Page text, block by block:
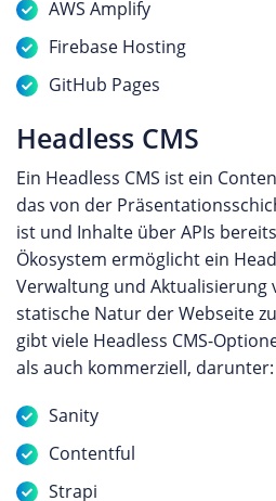
AWS Amplify
Firebase Hosting
GitHub Pages
Headless CMS
Ein Headless CMS ist ein
das von der
ist und Inhalte über APIs
Ökosystem ermöglicht ein
Verwaltung und Aktualisierung
statische Natur der Webseite
gibt viele Headless CMS-
als auch kommerziell, darunter:
Sanity
Contentful
Strapi